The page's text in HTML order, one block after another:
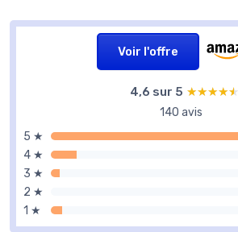
Voir l'offre
4,6 sur 5 ★★★★★
★★★★★
140 avis
5 ★
4 ★
3 ★
2 ★
1 ★